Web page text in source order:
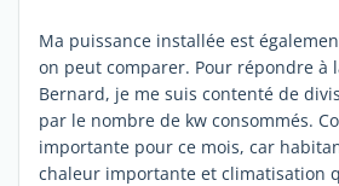
Ma puissance installée est
on peut comparer. Pour répondre à
Bernard, je me suis contenté de
par le nombre de kw consommés.
importante pour ce mois, car
chaleur importante et climatisation